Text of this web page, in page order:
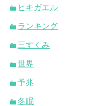
ヒキガエル
ランキング
三すくみ
世界
予兆
冬眠